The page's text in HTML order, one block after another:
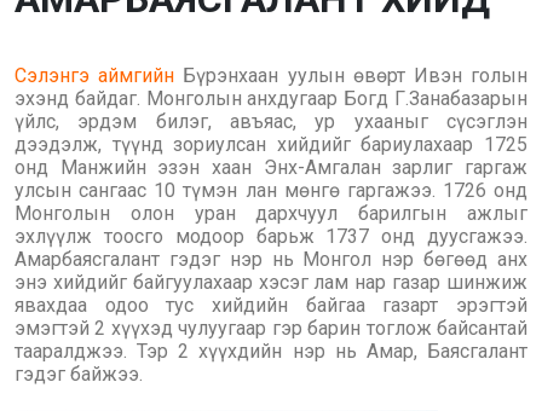
Сэлэнгэ аймгийн Бүрэнхаан уулын өвөрт Ивэн голын
эхэнд байдаг. Монголын анхдугаар Богд Г.Занабазарын
үйлс, эрдэм билэг, авъяас, ур ухааныг сүсэглэн
дээдэлж, түүнд зориулсан хийдийг бариулахаар 1725
онд Манжийн эзэн хаан Энх-Амгалан зарлиг гаргаж
улсын сангаас 10 түмэн лан мөнгө гаргажээ. 1726 онд
Монголын олон уран дархчуул барилгын ажлыг
эхлүүлж тоосго модоор барьж 1737 онд дуусгажээ.
Амарбаясгалант гэдэг нэр нь Монгол нэр бөгөөд анх
энэ хийдийг байгуулахаар хэсэг лам нар газар шинжиж
явахдаа одоо тус хийдийн байгаа газарт эрэгтэй
эмэгтэй 2 хүүхэд чулуугаар гэр барин тоглож байсантай
тааралджээ. Тэр 2 хүүхдийн нэр нь Амар, Баясгалант
гэдэг байжээ.